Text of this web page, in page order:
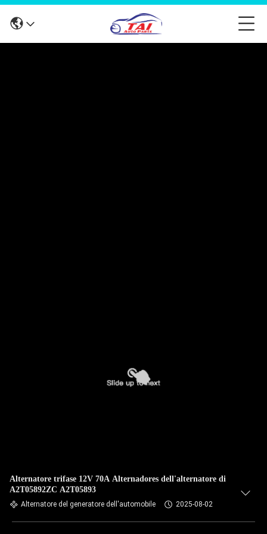
Alternatore trifase 12V 70A Alternadores dell'alternatore di
A2T05892ZC A2T05893
Alternatore del generatore dell'automobile 2025-08-02